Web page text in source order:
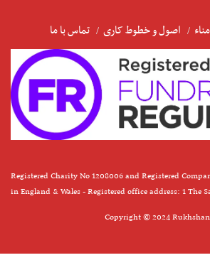
اصول و خطوط کاری تماس با ما
Registered Charity No 1208006 and Registered
in England & Wales - Registered office address: 1 The
Copyright © 2024